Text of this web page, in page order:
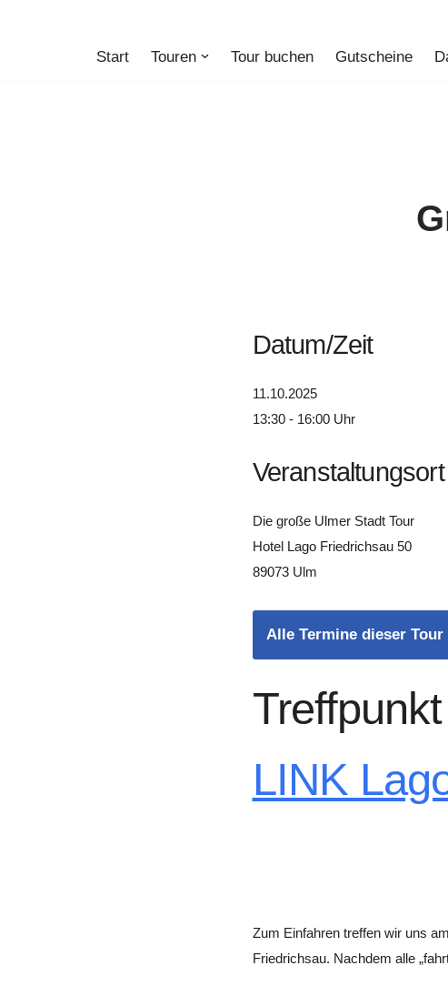
Start Touren Tour buchen Gutscheine
Datum/Zeit
11.10.2025
13:30 - 16:00 Uhr
Veranstaltungsort
Die große Ulmer Stadt Tour
Hotel Lago Friedrichsau 50
89073 Ulm
Alle Termine dieser
LINK
Zum Einfahren treffen wir uns
Friedrichsau. Nachdem alle